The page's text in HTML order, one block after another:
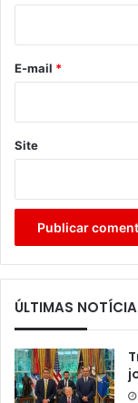
*
E-mail *
Site
ÚLTIMAS